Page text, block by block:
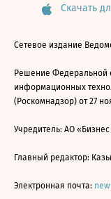
Скачать
Сетевое издание
Решение Федеральной
информационных
(Роскомнадзор) от 27
Учредитель: АО
Главный редактор:
Электронная почта: